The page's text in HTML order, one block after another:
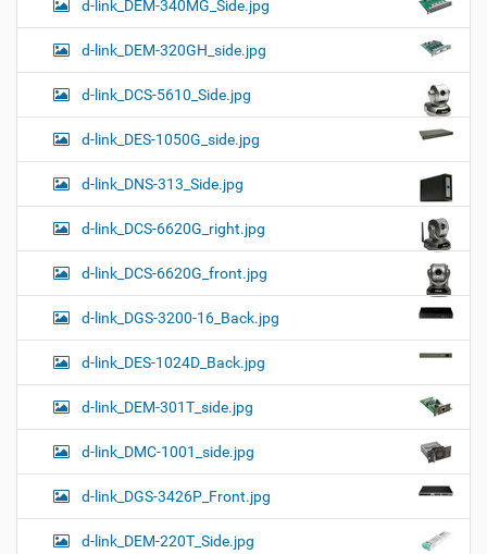
d-link_DEM-340MG_Side.jpg
d-link_DEM-320GH_side.jpg
d-link_DCS-5610_Side.jpg
d-link_DES-1050G_side.jpg
d-link_DNS-313_Side.jpg
d-link_DCS-6620G_right.jpg
d-link_DCS-6620G_front.jpg
d-link_DGS-3200-16_Back.jpg
d-link_DES-1024D_Back.jpg
d-link_DEM-301T_side.jpg
d-link_DMC-1001_side.jpg
d-link_DGS-3426P_Front.jpg
d-link_DEM-220T_Side.jpg